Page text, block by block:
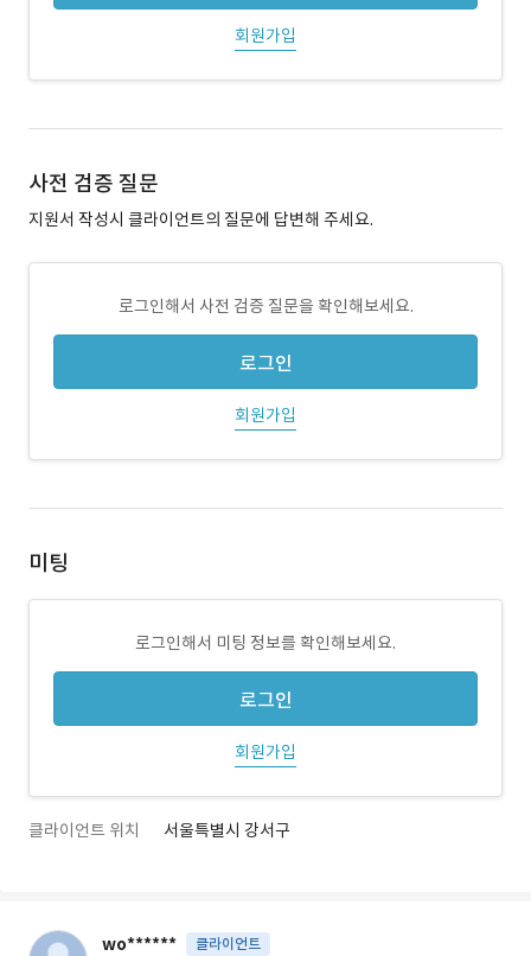
회원가입
사전 검증 질문
지원서 작성시 클라이언트의 질문에 답변해 주세요.
로그인해서 사전 검증 질문을 확인해보세요.
로그인
회원가입
미팅
로그인해서 미팅 정보를 확인해보세요.
로그인
회원가입
클라이언트 위치 서울특별시 강서구
wo****** 클라이언트